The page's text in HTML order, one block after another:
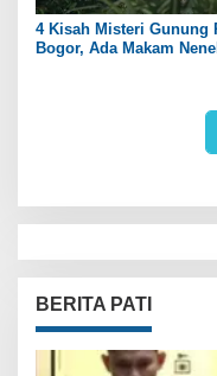
4 Kisah Misteri Gunung
Bogor, Ada Makam
BERITA PATI